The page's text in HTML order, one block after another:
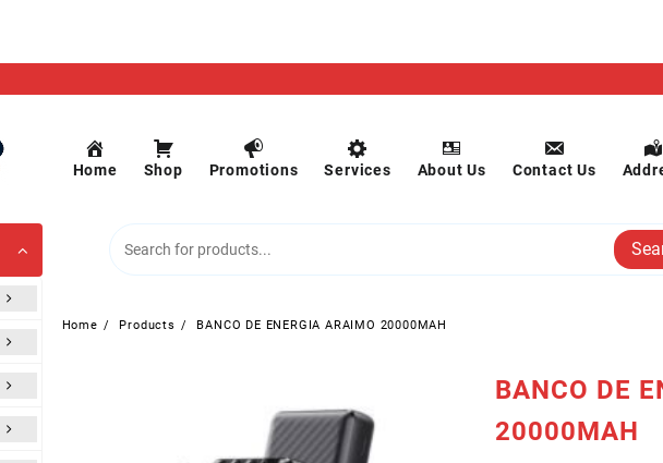
Home Shop Promotions Services About Us Contact Us
Home Products BANCO DE ENERGIA ARAIMO 20000MAH
BANCO DE
20000MAH